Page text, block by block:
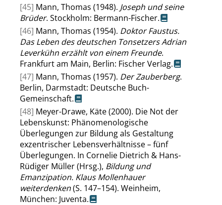
[45] Mann, Thomas (1948). Joseph und seine
Brüder. Stockholm: Bermann-Fischer.
[46] Mann, Thomas (1954). Doktor Faustus.
Das Leben des deutschen Tonsetzers Adrian
Leverkühn erzählt von einem Freunde.
Frankfurt am Main, Berlin: Fischer Verlag.
[47] Mann, Thomas (1957). Der Zauberberg.
Berlin, Darmstadt: Deutsche Buch-
Gemeinschaft.
[48] Meyer-Drawe, Käte (2000). Die Not der
Lebenskunst: Phänomenologische
Überlegungen zur Bildung als Gestaltung
exzentrischer Lebensverhältnisse – fünf
Überlegungen. In Cornelie Dietrich & Hans-
Rüdiger Müller (Hrsg.), Bildung und
Emanzipation. Klaus Mollenhauer
weiterdenken(S. 147–154). Weinheim,
München: Juventa.